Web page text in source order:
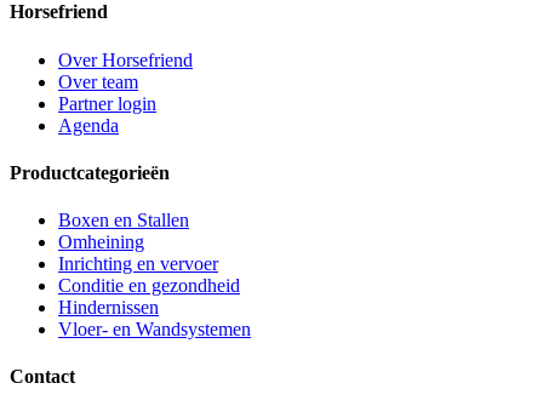
Horsefriend
Over Horsefriend
Over team
Partner login
Agenda
Productcategorieën
Boxen en Stallen
Omheining
Inrichting en vervoer
Conditie en gezondheid
Hindernissen
Vloer- en Wandsystemen
Contact